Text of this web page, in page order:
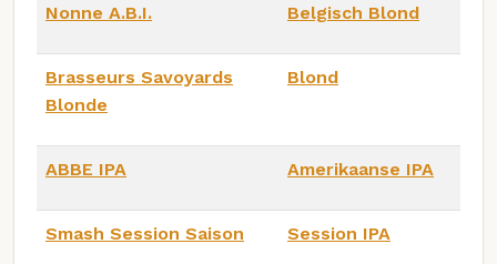
Nonne A.B.I. Belgisch Blond
Brasseurs Savoyards
Blonde
Blond
ABBE IPA Amerikaanse IPA
Smash Session Saison Session IPA